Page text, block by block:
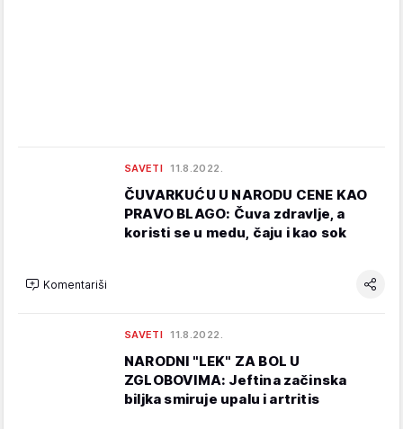
SAVETI 11.8.2022.
ČUVARKUĆU U NARODU CENE KAO
PRAVO BLAGO: Čuva zdravlje, a
koristi se u medu, čaju i kao sok
Komentariši
SAVETI 11.8.2022.
NARODNI "LEK" ZA BOL U
ZGLOBOVIMA: Jeftina začinska
biljka smiruje upalu i artritis